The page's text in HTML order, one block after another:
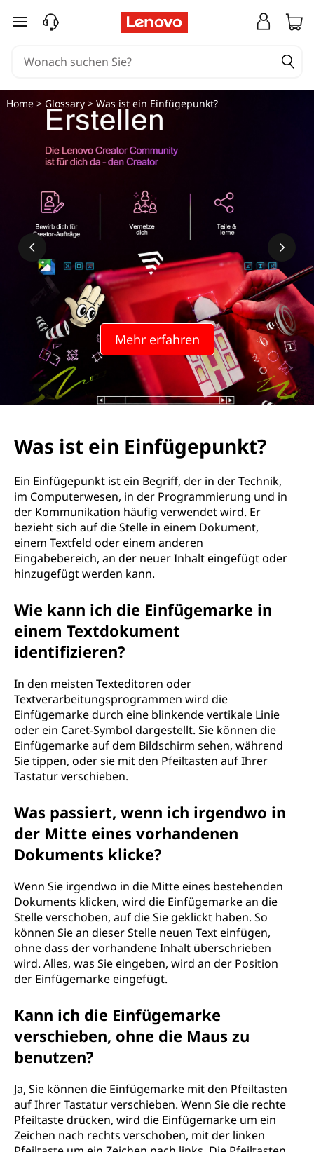
zum Hauptinhalt springen
Mehr erfahren
Home> Glossary> Was ist ein Einfügepunkt?
Was ist ein Einfügepunkt?
Ein Einfügepunkt ist ein Begriff, der in der Technik,
im Computerwesen, in der Programmierung und in
der Kommunikation häufig verwendet wird. Er
bezieht sich auf die Stelle in einem Dokument,
einem Textfeld oder einem anderen
Eingabebereich, an der neuer Inhalt eingefügt oder
hinzugefügt werden kann.
Wie kann ich die Einfügemarke in
einem Textdokument
identifizieren?
In den meisten Texteditoren oder
Textverarbeitungsprogrammen wird die
Einfügemarke durch eine blinkende vertikale Linie
oder ein Caret-Symbol dargestellt. Sie können die
Einfügemarke auf dem Bildschirm sehen, während
Sie tippen, oder sie mit den Pfeiltasten auf Ihrer
Tastatur verschieben.
Was passiert, wenn ich irgendwo in
der Mitte eines vorhandenen
Dokuments klicke?
Wenn Sie irgendwo in die Mitte eines bestehenden
Dokuments klicken, wird die Einfügemarke an die
Stelle verschoben, auf die Sie geklickt haben. So
können Sie an dieser Stelle neuen Text einfügen,
ohne dass der vorhandene Inhalt überschrieben
wird. Alles, was Sie eingeben, wird an der Position
der Einfügemarke eingefügt.
Kann ich die Einfügemarke
verschieben, ohne die Maus zu
benutzen?
Ja, Sie können die Einfügemarke mit den Pfeiltasten
auf Ihrer Tastatur verschieben. Wenn Sie die rechte
Pfeiltaste drücken, wird die Einfügemarke um ein
Zeichen nach rechts verschoben, mit der linken